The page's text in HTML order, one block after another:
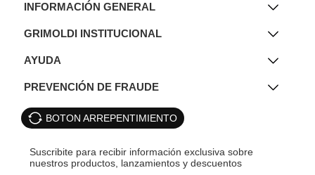
INFORMACIÓN GENERAL
GRIMOLDI INSTITUCIONAL
AYUDA
PREVENCIÓN DE FRAUDE
BOTON ARREPENTIMIENTO